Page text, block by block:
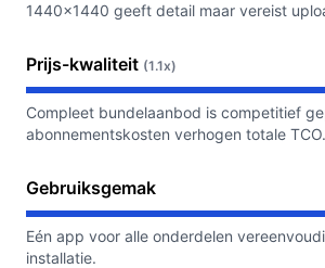
1440×1440 geeft detail maar vereist
Prijs-kwaliteit (1.1x)
Compleet bundelaanbod is competitief
abonnementskosten verhogen totale TCO.
Gebruiksgemak
Eén app voor alle onderdelen
installatie.